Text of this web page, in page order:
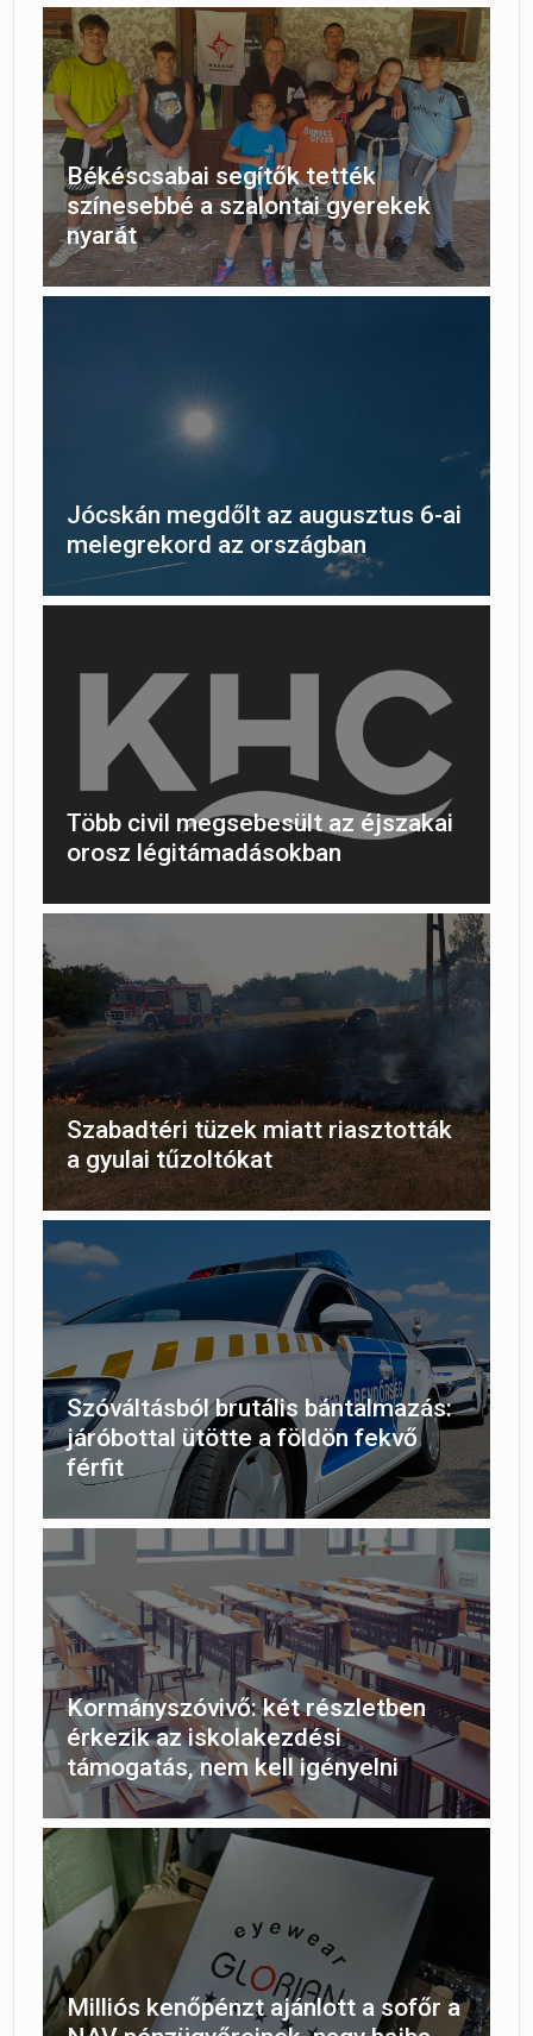
Békéscsabai segítők tették
színesebbé a szalontai gyerekek
nyarát
Jócskán megdőlt az augusztus 6-ai
melegrekord az országban
Több civil megsebesült az éjszakai
orosz légitámadásokban
Szabadtéri tüzek miatt riasztották
a gyulai tűzoltókat
Szóváltásból brutális bántalmazás:
járóbottal ütötte a földön fekvő
férfit
Kormányszóvivő: két részletben
érkezik az iskolakezdési
támogatás, nem kell igényelni
Milliós kenőpénzt ajánlott a sofőr a